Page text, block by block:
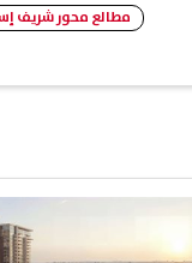
مطالع محور شريف